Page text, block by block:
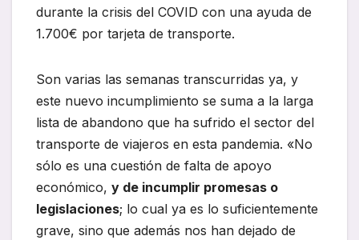
durante la crisis del COVID con una ayuda de
1.700€ por tarjeta de transporte.
Son varias las semanas transcurridas ya, y
este nuevo incumplimiento se suma a la larga
lista de abandono que ha sufrido el sector del
transporte de viajeros en esta pandemia. «No
sólo es una cuestión de falta de apoyo
económico, y de incumplir promesas o
legislaciones; lo cual ya es lo suficientemente
grave, sino que además nos han dejado de